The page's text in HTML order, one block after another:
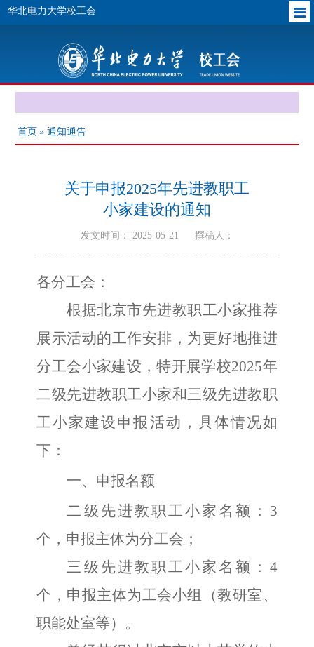
华北电力大学校工会
首页 » 通知通告
关于申报2025年先进教职工
小家建设的通知
发文时间： 2025-05-21 撰稿人：
各分工会：
根据北京市先进教职工小家推荐
展示活动的工作安排，为更好地推进
分工会小家建设，特开展学校2025年
二级先进教职工小家和三级先进教职
工小家建设申报活动，具体情况如
下：
一、申报名额
二级先进教职工小家名额： 3
个，申报主体为分工会；
三级先进教职工小家名额： 4
个，申报主体为工会小组（教研室、
职能处室等）。